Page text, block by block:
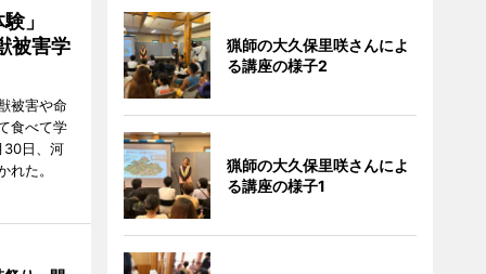
験」
被害学
被害や命
食べて学
30日、河
た。
猟師の大久保里咲さんによ
る講座の様子2
猟師の大久保里咲さんによ
る講座の様子1